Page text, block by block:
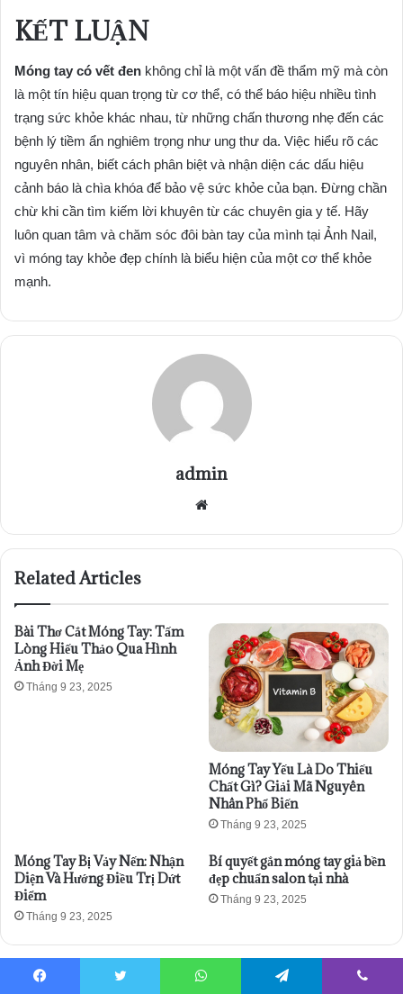
KẾT LUẬN
Móng tay có vết đen không chỉ là một vấn đề thẩm mỹ mà còn
là một tín hiệu quan trọng từ cơ thể, có thể báo hiệu nhiều tình
trạng sức khỏe khác nhau, từ những chấn thương nhẹ đến các
bệnh lý tiềm ẩn nghiêm trọng như ung thư da. Việc hiểu rõ các
nguyên nhân, biết cách phân biệt và nhận diện các dấu hiệu
cảnh báo là chìa khóa để bảo vệ sức khỏe của bạn. Đừng chần
chừ khi cần tìm kiếm lời khuyên từ các chuyên gia y tế. Hãy
luôn quan tâm và chăm sóc đôi bàn tay của mình tại Ảnh Nail,
vì móng tay khỏe đẹp chính là biểu hiện của một cơ thể khỏe
mạnh.
admin
Website
Related Articles
Bài Thơ Cắt Móng Tay: Tấm
Lòng Hiếu Thảo Qua Hình
Ảnh Đời Mẹ
Tháng 9 23, 2025
Móng Tay Yếu Là Do Thiếu
Chất Gì? Giải Mã Nguyên
Nhân Phổ Biến
Tháng 9 23, 2025
Móng Tay Bị Vảy Nến: Nhận
Diện Và Hướng Điều Trị Dứt
Điểm
Tháng 9 23, 2025
Bí quyết gắn móng tay giả bền
đẹp chuẩn salon tại nhà
Tháng 9 23, 2025
Để lại một bình luận